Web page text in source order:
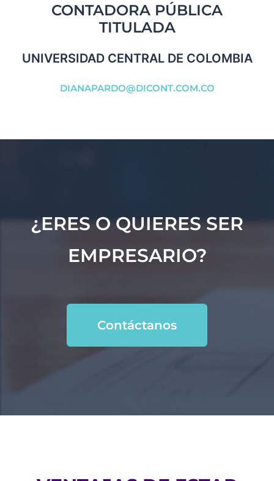
CONTADORA PÚBLICA
TITULADA
UNIVERSIDAD CENTRAL DE COLOMBIA
DIANAPARDO@DICONT.COM.CO
¿ERES O QUIERES SER
EMPRESARIO?
Contáctanos